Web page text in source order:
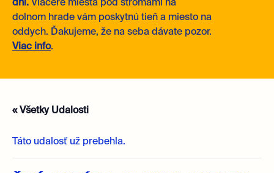
dní. Viaceré miesta pod stromami na
dolnom hrade vám poskytnú tieň a miesto na
oddych. Ďakujeme, že na seba dávate pozor.
Viac info.
« Všetky Udalosti
Táto udalosť už prebehla.